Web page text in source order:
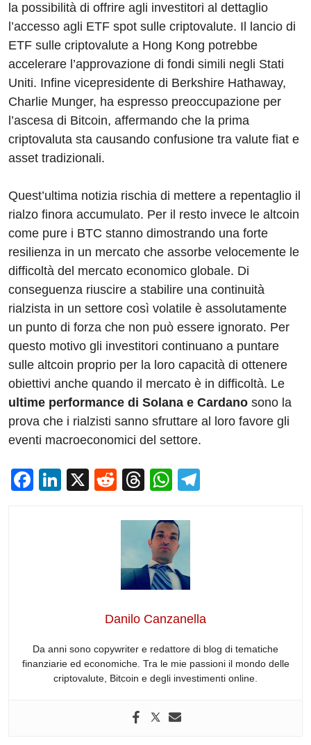
la possibilità di offrire agli investitori al dettaglio
l’accesso agli ETF spot sulle criptovalute. Il lancio di
ETF sulle criptovalute a Hong Kong potrebbe
accelerare l’approvazione di fondi simili negli Stati
Uniti. Infine vicepresidente di Berkshire Hathaway,
Charlie Munger, ha espresso preoccupazione per
l’ascesa di Bitcoin, affermando che la prima
criptovaluta sta causando confusione tra valute fiat e
asset tradizionali.
Quest’ultima notizia rischia di mettere a repentaglio il
rialzo finora accumulato. Per il resto invece le altcoin
come pure i BTC stanno dimostrando una forte
resilienza in un mercato che assorbe velocemente le
difficoltà del mercato economico globale. Di
conseguenza riuscire a stabilire una continuità
rialzista in un settore così volatile è assolutamente
un punto di forza che non può essere ignorato. Per
questo motivo gli investitori continuano a puntare
sulle altcoin proprio per la loro capacità di ottenere
obiettivi anche quando il mercato è in difficoltà. Le
ultime performance di Solana e Cardano sono la
prova che i rialzisti sanno sfruttare al loro favore gli
eventi macroeconomici del settore.
F
Li
X
R
d
di
t
T
e
a
d
s
W
at
s
A
p
p
Danilo Canzanella
Da anni sono copywriter e redattore di blog di tematiche
finanziarie ed economiche. Tra le mie passioni il mondo delle
criptovalute, Bitcoin e degli investimenti online.